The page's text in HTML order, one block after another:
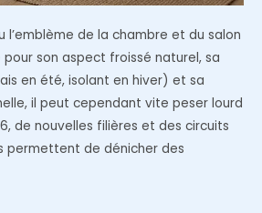
l’emblème de la chambre et du salon
pour son aspect froissé naturel, sa
en été, isolant en hiver) et sa
il peut cependant vite peser lourd
de nouvelles filières et des circuits
permettent de dénicher des